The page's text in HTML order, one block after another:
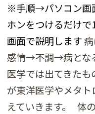
※手順→パソコン画
ホンをつけるだけで
画面で説明します
感情→不調→病とな
医学では出てきた
が東洋医学やメタ
えていきます。 体